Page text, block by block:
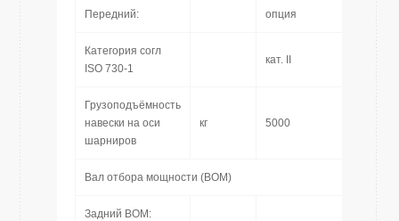
Передний: опция
Категория согл
ISO 730-1
кат. II
Грузоподъёмность
навески на оси
шарниров
кг 5000
Вал отбора мощности (ВOM)
Задний ВOM: